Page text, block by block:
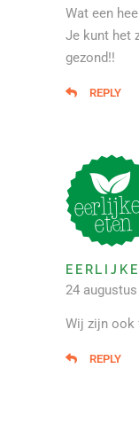
Wat een
Je kunt het
gezond!!
REPLY
24
Wij zijn ook
REPLY